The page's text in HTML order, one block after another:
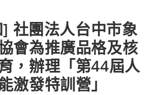
社團法人台中市象
會為推廣品格及核
，辦理「第44屆人
激發特訓營」